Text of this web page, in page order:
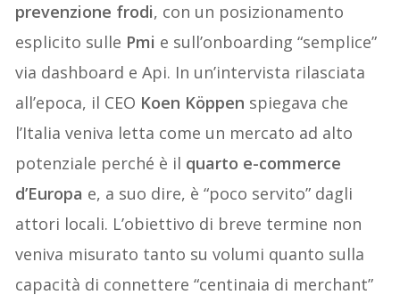
prevenzione frodi, con un posizionamento
esplicito sulle Pmi e sull’onboarding “semplice”
via dashboard e Api. In un’intervista rilasciata
all’epoca, il CEO Koen Köppen spiegava che
l’Italia veniva letta come un mercato ad alto
potenziale perché è il quarto e-commerce
d’Europa e, a suo dire, è “poco servito” dagli
attori locali. L’obiettivo di breve termine non
veniva misurato tanto su volumi quanto sulla
capacità di connettere “centinaia di merchant”